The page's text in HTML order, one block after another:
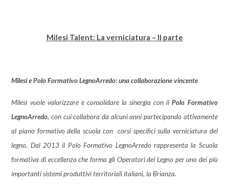
Milesi Talent: La verniciatura – II parte
Milesi e Polo Formativo LegnoArredo: una collaborazione vincente
Milesi vuole valorizzare e consolidare la sinergia con ilPolo Formativo
LegnoArredo, con cui collabora da alcuni anni partecipando attivamente
al piano formativo della scuola con corsi specifici sulla verniciatura del
legno. Dal 2013 il Polo Formativo LegnoArredo rappresenta la Scuola
formativa di eccellenza che forma gli Operatori del Legno per uno dei più
importanti sistemi produttivi territoriali italiani, la Brianza.